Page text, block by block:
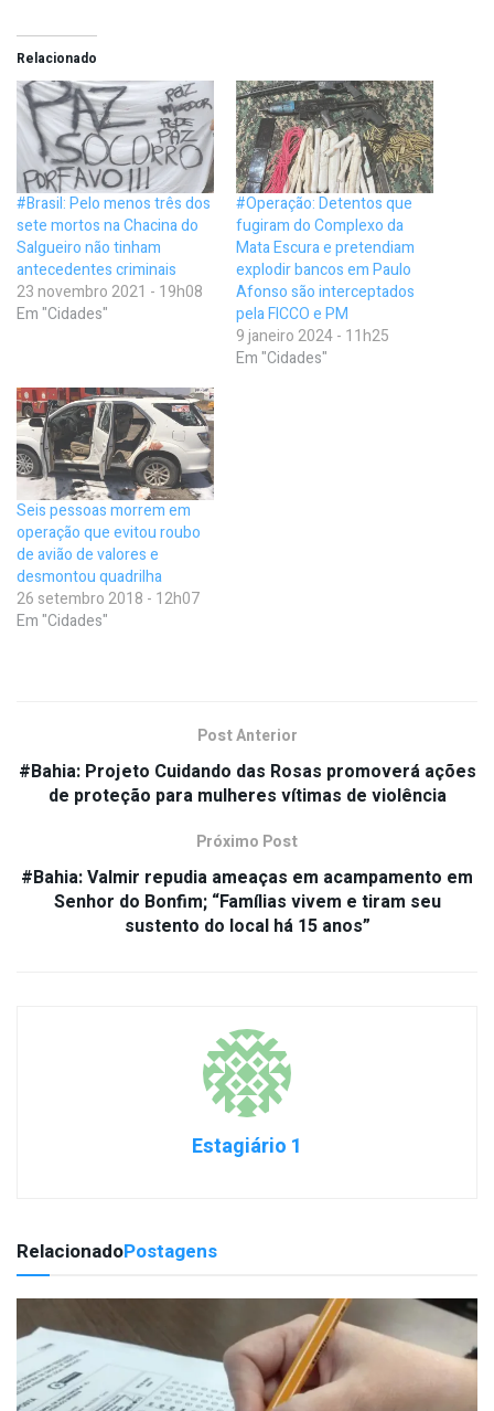
Relacionado
#Brasil: Pelo menos três dos
sete mortos na Chacina do
Salgueiro não tinham
antecedentes criminais
23 novembro 2021 - 19h08
Em "Cidades"
#Operação: Detentos que
fugiram do Complexo da
Mata Escura e pretendiam
explodir bancos em Paulo
Afonso são interceptados
pela FICCO e PM
9 janeiro 2024 - 11h25
Em "Cidades"
Seis pessoas morrem em
operação que evitou roubo
de avião de valores e
desmontou quadrilha
26 setembro 2018 - 12h07
Em "Cidades"
Post Anterior
#Bahia: Projeto Cuidando das Rosas promoverá ações
de proteção para mulheres vítimas de violência
Próximo Post
#Bahia: Valmir repudia ameaças em acampamento em
Senhor do Bonfim; “Famílias vivem e tiram seu
sustento do local há 15 anos”
Estagiário 1
RelacionadoPostagens